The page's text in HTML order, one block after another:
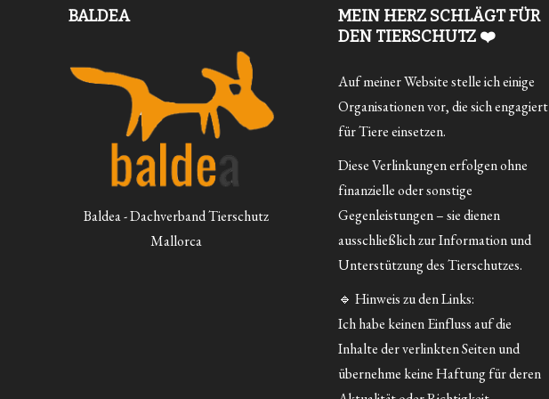
BALDEA
Baldea - Dachverband Tierschutz
Mallorca
MEIN HERZ SCHLÄGT FÜR
DEN TIERSCHUTZ ❤️
Auf meiner Website stelle ich einige
Organisationen vor, die sich engagiert
für Tiere einsetzen.
Diese Verlinkungen erfolgen ohne
finanzielle oder sonstige
Gegenleistungen – sie dienen
ausschließlich zur Information und
Unterstützung des Tierschutzes.
🔹 Hinweis zu den Links:
Ich habe keinen Einfluss auf die
Inhalte der verlinkten Seiten und
übernehme keine Haftung für deren